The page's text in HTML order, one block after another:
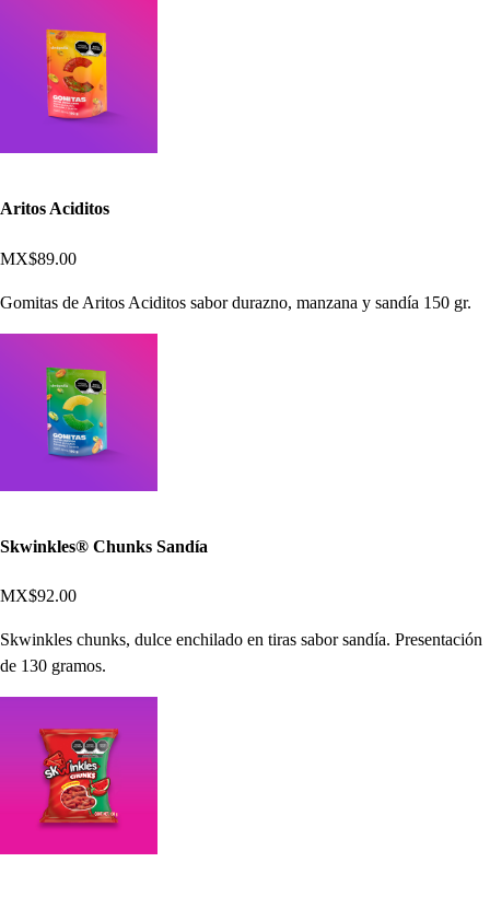
Aritos Aciditos
MX$89.00
Gomitas de Aritos Aciditos sabor durazno, manzana y sandía 150 gr.
Skwinkles® Chunks Sandía
MX$92.00
Skwinkles chunks, dulce enchilado en tiras sabor sandía. Presentación
de 130 gramos.